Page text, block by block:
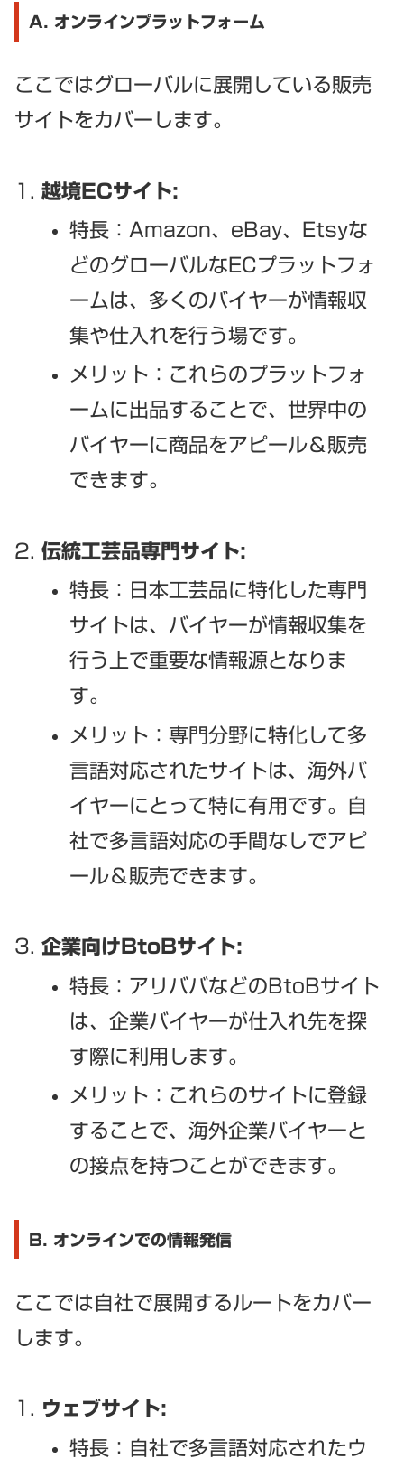
A. オンラインプラットフォーム
ここではグローバルに展開している販売
サイトをカバーします。
越境ECサイト:
特長：Amazon、eBay、Etsyな
どのグローバルなECプラットフォ
ームは、多くのバイヤーが情報収
集や仕入れを行う場です。
メリット：これらのプラットフォ
ームに出品することで、世界中の
バイヤーに商品をアピール＆販売
できます。
伝統工芸品専門サイト:
特長：日本工芸品に特化した専門
サイトは、バイヤーが情報収集を
行う上で重要な情報源となりま
す。
メリット：専門分野に特化して多
言語対応されたサイトは、海外バ
イヤーにとって特に有用です。自
社で多言語対応の手間なしでアピ
ール＆販売できます。
企業向けBtoBサイト:
特長：アリババなどのBtoBサイト
は、企業バイヤーが仕入れ先を探
す際に利用します。
メリット：これらのサイトに登録
することで、海外企業バイヤーと
の接点を持つことができます。
B. オンラインでの情報発信
ここでは自社で展開するルートをカバー
します。
ウェブサイト:
特長：自社で多言語対応されたウ